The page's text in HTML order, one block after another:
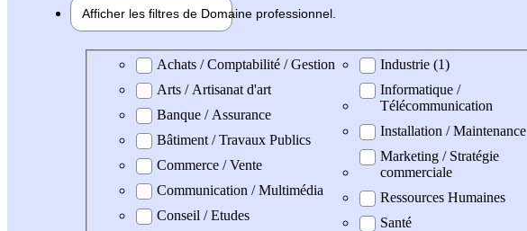
Afficher les filtres de Domaine professionnel
Domaine professionel
Achats / Comptabilité / Gestion
Arts / Artisanat d'art
Banque / Assurance
Bâtiment / Travaux Publics
Commerce / Vente
Communication / Multimédia
Conseil / Etudes
Industrie (1)
Informatique /
Télécommunication
Installation / Maintenance
Marketing / Stratégie
commerciale
Ressources Humaines
Santé